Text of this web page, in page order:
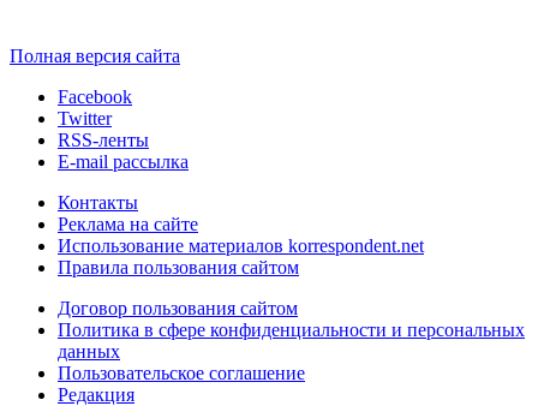
Полная версия сайта
Facebook
Twitter
RSS-ленты
E-mail рассылка
Контакты
Реклама на сайте
Использование материалов korrespondent.net
Правила пользования сайтом
Договор пользования сайтом
Политика в сфере конфиденциальности и персональных
данных
Пользовательское соглашение
Редакция